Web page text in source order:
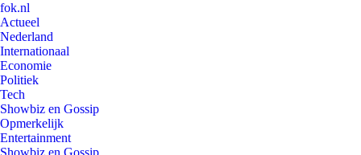
fok.nl
Actueel
Nederland
Internationaal
Economie
Politiek
Tech
Showbiz en Gossip
Opmerkelijk
Entertainment
Showbiz en Gossip